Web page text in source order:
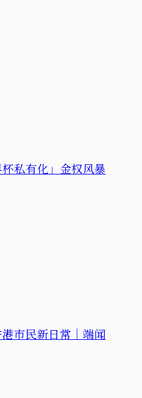
私有化」金权风暴
港市民新日常｜端闻